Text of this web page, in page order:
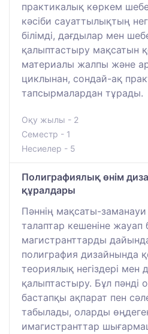
практикалық көркем
кәсіби сауаттылықтың
білімді, дағдылар мен
қалыптастыру мақсатын
материалы жалпы және
циклынан, сондай-ақ
тапсырмалардан тұрады.
Оқу жылы - 2
Семестр - 1
Несиелер - 5
Полиграфиялық өнім
құралдары
Пәннің мақсаты-
талаптар кешеніне жауап
магистранттарды
полиграфия дизайнында
теориялық негіздері мен
қалыптастыру. Бұл пәнді
бастапқы ақпарат пен
табылады, оларды
имагистранттар